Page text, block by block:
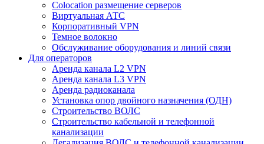
Colocation размещение серверов
Виртуальная АТС
Корпоративный VPN
Темное волокно
Обслуживание оборудования и линий связи
Для операторов
Аренда канала L2 VPN
Аренда канала L3 VPN
Аренда радиоканала
Установка опор двойного назначения (ОДН)
Строительство ВОЛС
Строительство кабельной и телефонной
канализации